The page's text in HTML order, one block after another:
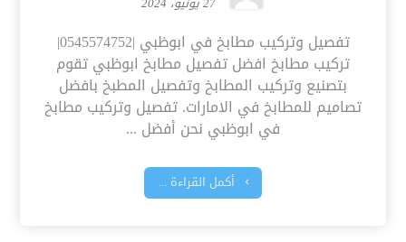
تفصيل وتركيب مطابخ في ابوظبي |0545574752|
تركيب مطابخ افضل تفصيل مطابخ ابوظبي تقوم
بتصنيع وتركيب المطابخ وتفصيل المطبخ بافضل
تصاميم للمطابخ في الامارات. تفصيل وتركيب مطابخ
في ابوظبي نحن أفضل ...
أكمل القراءة ...